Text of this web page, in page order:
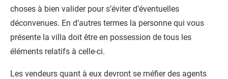
choses à bien valider pour s’éviter d’éventuelles
déconvenues. En d’autres termes la personne qui vous
présente la villa doit être en possession de tous les
éléments relatifs à celle-ci.
Les vendeurs quant à eux devront se méfier des agents